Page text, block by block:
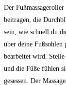
Der
beitragen, die​
sein, wie‍ schnell ‌du
über deine
bearbeitet wird.
⁢und die ‌Füße fühlen‍
gesessen. Der